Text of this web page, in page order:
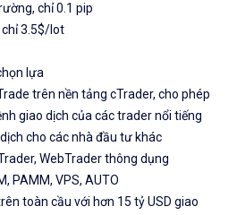
chỉ 0.1 pip
chỉ 3.5$/lot
lựa
trên nền tảng cTrader, cho phép
giao dịch của các trader nổi tiếng
cho các nhà đầu tư khác
WebTrader thông dụng
PAMM, VPS, AUTO
toàn cầu với hơn 15 tỷ USD giao